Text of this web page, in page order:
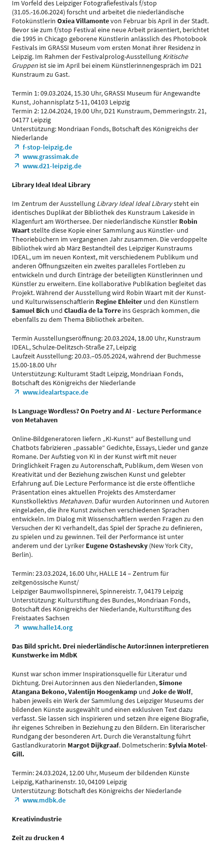
Im Vorfeld des Leipziger Fotografiefestivals f/stop
(31.05.-16.06.2024) forscht und arbeitet die niederländische
Fotokünstlerin Oxiea Villamontevon Februar bis April in der Stadt.
Bevor sie zum f/stop Festival eine neue Arbeit präsentiert, berichtet
die 1995 in Chicago geborene Künstlerin anlässlich des Photobook
Festivals im GRASSI Museum vom ersten Monat ihrer Residenz in
Leipzig. Im Rahmen der Festivalprolog-Ausstellung Kritische
Gruppen ist sie im April bei einem Künstlerinnengespräch im D21
Kunstraum zu Gast.
Termin 1: 09.03.2024, 15.30 Uhr, GRASSI Museum für Angewandte
Kunst, Johannisplatz 5-11, 04103 Leipzig
Termin 2: 12.04.2024, 19.00 Uhr, D21 Kunstraum, Demmeringstr. 21,
04177 Leipzig
Unterstützung: Mondriaan Fonds, Botschaft des Königreichs der
Niederlande
f-stop-leipzig.de
www.grassimak.de
www.d21-leipzig.de
Library Ideal Ideal Library
Im Zentrum der Ausstellung Library Ideal Ideal Librarysteht ein
identisches Duplikat der Bibliothek des Kunstraum Lakeside in
Klagenfurt am Wörthersee. Der niederländische Künstler Robin
Waartstellte diese Kopie einer Sammlung aus Künstler- und
Theoriebüchern im vergangenen Jahr zusammen. Die verdoppelte
Bibliothek wird ab März Bestandteil des Leipziger Kunstraums
IDEAL, um im neuen Kontext, mit verschiedenem Publikum und
anderen Öffnungszeiten ein zweites paralleles Fortleben zu
entwickeln und durch Einträge der beteiligten Künstlerinnen und
Künstler zu erweitern. Eine kollaborative Publikation begleitet das
Projekt. Während der Ausstellung wird Robin Waart mit der Kunst-
und Kulturwissenschaftlerin Regine Ehleiter und den Künstlern
Samuel Bich und Claudia de la Torre ins Gespräch kommen, die
ebenfalls zu dem Thema Bibliothek arbeiten.
Termin Ausstellungseröffnung: 20.03.2024, 18.00 Uhr, Kunstraum
IDEAL, Schulze-Delitzsch-Straße 27, Leipzig
Laufzeit Ausstellung: 20.03.–05.05.2024, während der Buchmesse
15.00-18.00 Uhr
Unterstützung: Kulturamt Stadt Leipzig, Mondriaan Fonds,
Botschaft des Königreichs der Niederlande
www.idealartspace.de
Is Language Wordless? On Poetry and AI - Lecture Performance
von Metahaven
Online-Bildgeneratoren liefern „KI-Kunst“ auf Bestellung und
Chatbots fabrizieren „passable“ Gedichte, Essays, Lieder und ganze
Romane. Der Aufstieg von KI in der Kunst wirft mit neuer
Dringlichkeit Fragen zu Autorenschaft, Publikum, dem Wesen von
Kreativität und der Beziehung zwischen Kunst und gelebter
Erfahrung auf. Die Lecture Performance ist die erste öffentliche
Präsentation eines aktuellen Projekts des Amsterdamer
Kunstkollektivs Metahaven. Dafür wurden Autorinnen und Autoren
eingeladen, die ihre Kunst zwischen verschiedenen Sprachen
entwickeln. Im Dialog mit Wissenschaftlern werden Fragen zu den
Versuchen der KI verhandelt, das Spiel der Sprache zu definieren,
zu spielen und zu gewinnen. Teil der Performance ist unter
anderem und der Lyriker Eugene Ostashevsky (New York City,
Berlin).
Termin: 23.03.2024, 16.00 Uhr, HALLE 14 – Zentrum für
zeitgenössische Kunst/
Leipziger Baumwollspinnerei, Spinnereistr. 7, 04179 Leipzig
Unterstützung: Kulturstiftung des Bundes, Mondriaan Fonds,
Botschaft des Königreichs der Niederlande, Kulturstiftung des
Freistaates Sachsen
www.halle14.org
Das Bild spricht. Drei niederländische Autor:innen interpretieren
Kunstwerke im MdbK
Kunst war schon immer Inspirationsquelle für Literatur und
Dichtung. Drei Autor:innen aus den Niederlanden,Simone
Atangana Bekono, Valentijn Hoogenkamp und Joke de Wolf,
haben jeweils ein Werk der Sammlung des Leipziger Museums der
bildenden Künste ausgewählt und einen exklusiven Text dazu
verfasst. Sie lassen sich inspirieren und setzen ihre eigene Biografie,
ihr eigenes Schreiben in Beziehung zu den Bildern. Ein literarischer
Rundgang der besonderen Art. Durch die Veranstaltung führt
Gastlandkuratorin Margot Dijkgraaf. Dolmetscherin:Sylvia Motel-
Gill.
Termin: 24.03.2024, 12.00 Uhr, Museum der bildenden Künste
Leipzig, Katharinenstr. 10, 04109 Leipzig
Unterstützung: Botschaft des Königreichs der Niederlande
www.mdbk.de
Kreativindustrie
Zeit zu drucken 4